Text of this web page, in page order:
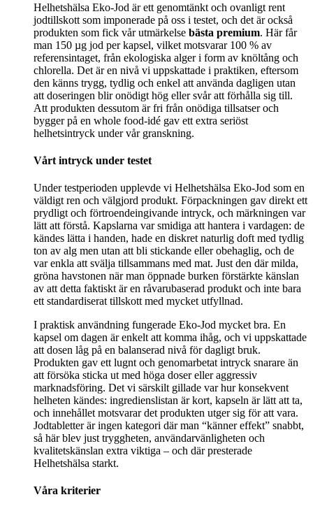
Helhetshälsa Eko-Jod är ett genomtänkt och ovanligt rent
jodtillskott som imponerade på oss i testet, och det är också
produkten som fick vår utmärkelse bästa premium. Här får
man 150 µg jod per kapsel, vilket motsvarar 100 % av
referensintaget, från ekologiska alger i form av knöltång och
chlorella. Det är en nivå vi uppskattade i praktiken, eftersom
den känns trygg, tydlig och enkel att använda dagligen utan
att doseringen blir onödigt hög eller svår att förhålla sig till.
Att produkten dessutom är fri från onödiga tillsatser och
bygger på en whole food-idé gav ett extra seriöst
helhetsintryck under vår granskning.
Vårt intryck under testet
Under testperioden upplevde vi Helhetshälsa Eko-Jod som en
väldigt ren och välgjord produkt. Förpackningen gav direkt ett
prydligt och förtroendeingivande intryck, och märkningen var
lätt att förstå. Kapslarna var smidiga att hantera i vardagen: de
kändes lätta i handen, hade en diskret naturlig doft med tydlig
ton av alg men utan att bli stickande eller obehaglig, och de
var enkla att svälja tillsammans med mat. Just den där milda,
gröna havstonen när man öppnade burken förstärkte känslan
av att detta faktiskt är en råvarubaserad produkt och inte bara
ett standardiserat tillskott med mycket utfyllnad.
I praktisk användning fungerade Eko-Jod mycket bra. En
kapsel om dagen är enkelt att komma ihåg, och vi uppskattade
att dosen låg på en balanserad nivå för dagligt bruk.
Produkten gav ett lugnt och genomarbetat intryck snarare än
att försöka sticka ut med höga doser eller aggressiv
marknadsföring. Det vi särskilt gillade var hur konsekvent
helheten kändes: ingredienslistan är kort, kapseln är lätt att ta,
och innehållet motsvarar det produkten utger sig för att vara.
Jodtabletter är ingen kategori där man “känner effekt” snabbt,
så här blev just tryggheten, användarvänligheten och
kvalitetskänslan extra viktiga – och där presterade
Helhetshälsa starkt.
Våra kriterier